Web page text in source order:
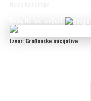
Izvor: Građanske inicijative